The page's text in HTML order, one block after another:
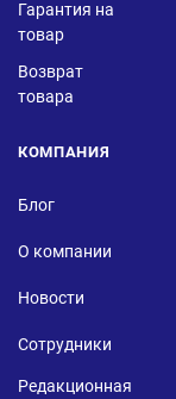
Гарантия на
товар
Возврат
товара
КОМПАНИЯ
Блог
О компании
Новости
Сотрудники
Редакционная